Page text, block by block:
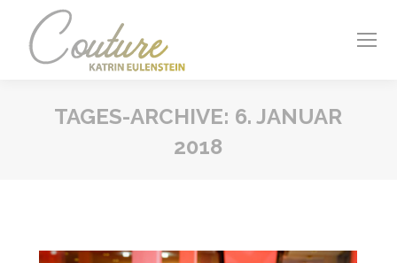
TAGES-ARCHIVE: 6. JANUAR
2018